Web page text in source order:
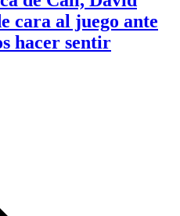
cara al juego ante
hacer sentir